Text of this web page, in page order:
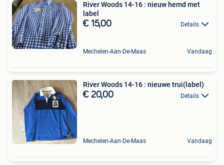
River Woods 14-16 : nieuw hemd met
label
€ 15,00 Details
Mechelen-Aan-De-Maas Vandaag
River Woods 14-16 : nieuwe trui(label)
€ 20,00 Details
Mechelen-Aan-De-Maas Vandaag